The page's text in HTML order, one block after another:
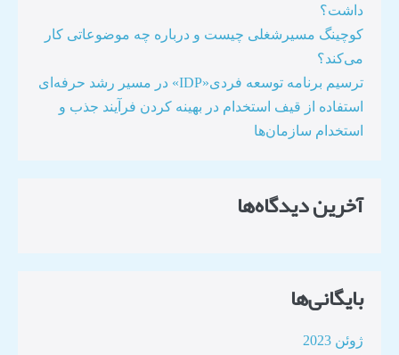
داشت؟
کوچینگ مسیرشغلی چیست و درباره چه موضوعاتی کار
می‌کند؟
ترسیم برنامه توسعه فردی«IDP» در مسیر رشد حرفه‌ای
استفاده از قیف استخدام در بهینه کردن فرآیند جذب و
استخدام سازمان‌ها​
آخرین دیدگاه‌ها
بایگانی‌ها
ژوئن 2023